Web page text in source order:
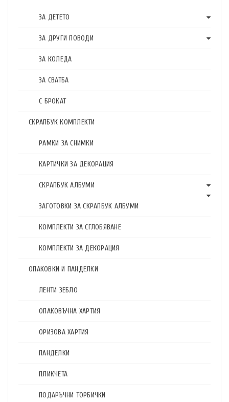
ЗА ДЕТЕТО
ЗА ДРУГИ ПОВОДИ
ЗА КОЛЕДА
ЗА СВАТБА
С БРОКАТ
СКРАПБУК КОМПЛЕКТИ
РАМКИ ЗА СНИМКИ
КАРТИЧКИ ЗА ДЕКОРАЦИЯ
СКРАПБУК АЛБУМИ
ЗАГОТОВКИ ЗА СКРАПБУК АЛБУМИ
КОМПЛЕКТИ ЗА СГЛОБЯВАНЕ
КОМПЛЕКТИ ЗА ДЕКОРАЦИЯ
ОПАКОВКИ И ПАНДЕЛКИ
ЛЕНТИ ЗЕБЛО
ОПАКОВЪЧНА ХАРТИЯ
ОРИЗОВА ХАРТИЯ
ПАНДЕЛКИ
ПЛИКЧЕТА
ПОДАРЪЧНИ ТОРБИЧКИ